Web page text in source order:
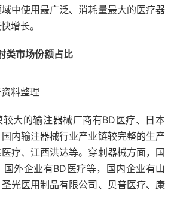
中使用最广泛、消耗量最大的医疗器
增长。
类市场份额占比
料整理
较大的输注器械厂商有BD医疗、日本
内输注器械行业产业链较完整的生产
疗、江西洪达等。穿刺器械方面，国
外企业有BD医疗等，国内企业有山
光医用制品有限公司、贝普医疗、康